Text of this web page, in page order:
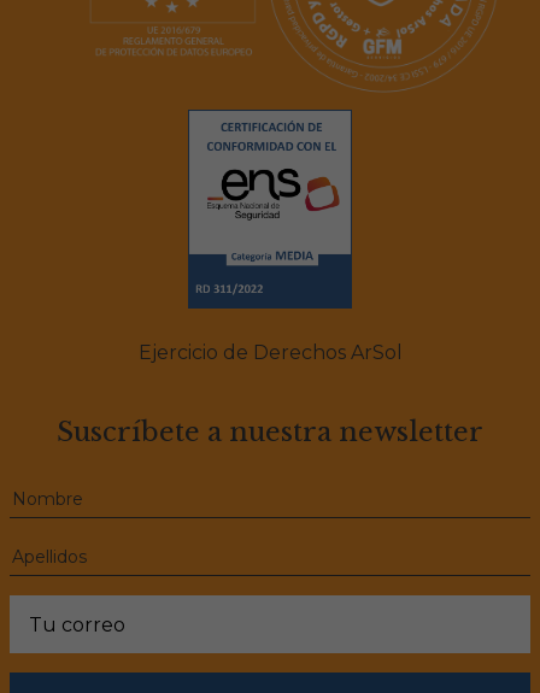
Ejercicio de Derechos ArSol
Suscríbete a nuestra newsletter